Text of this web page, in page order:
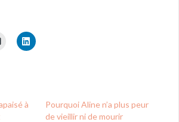
à
Pourquoi Aline n’a plus peur
de vieillir ni de mourir